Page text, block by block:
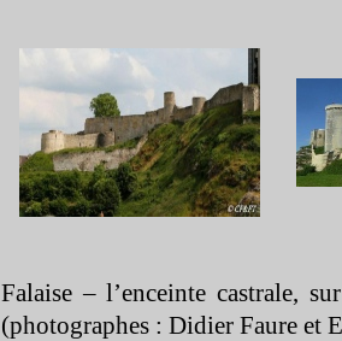
Falaise – l’enceinte castrale,
(photographes : Didier Faure et